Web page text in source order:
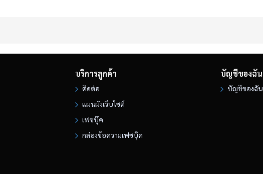
บริการลูกค้า
ติดต่อ
แผนผังเว็บไซต์
เฟซบุ๊ค
กล่องข้อความเฟซบุ๊ค
บัญชีของฉัน
บัญชีของฉัน